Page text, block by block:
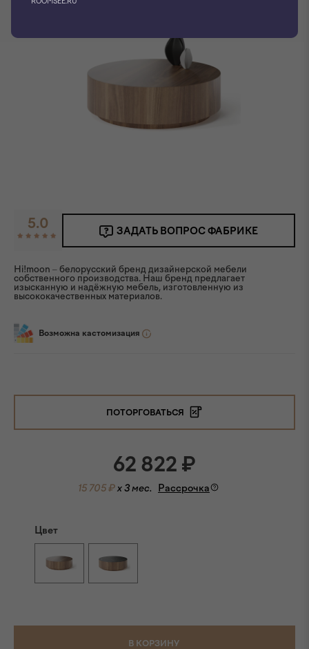
5.0 ЗАДАТЬ ВОПРОС ФАБРИКЕ
Hi!moon – белорусский бренд дизайнерской мебели
собственного производства. Наш бренд предлагает
изысканную и надёжную мебель, изготовленную из
высококачественных материалов.
Возможна кастомизация
ПОТОРГОВАТЬСЯ
62 822 ₽
15 705 ₽x 3 мес. Рассрочка
Цвет
В КОРЗИНУ